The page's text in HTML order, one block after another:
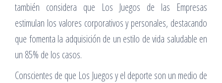
también considera que Los Juegos de las Empresas
estimulan los valores corporativos y personales, destacando
que fomenta la adquisición de un estilo de vida saludable en
un 85% de los casos.
Conscientes de que Los Juegos y el deporte son un medio de